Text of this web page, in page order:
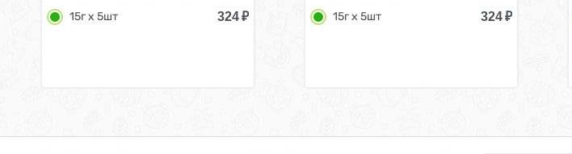
15г х 5шт 324₽ 15г х 5шт 324₽